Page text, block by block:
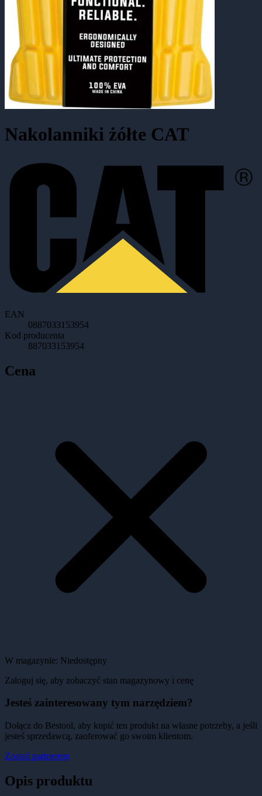
Nakolanniki żółte CAT
EAN
0887033153954
Kod producenta
887033153954
Cena
W magazynie: Niedostępny
Zaloguj się, aby zobaczyć stan magazynowy i cenę
Jesteś zainteresowany tym narzędziem?
Dołącz do Bestool, aby kupić ten produkt na własne potrzeby, a jeśli
jesteś sprzedawcą, zaoferować go swoim klientom.
Zostań partnerem
Opis produktu